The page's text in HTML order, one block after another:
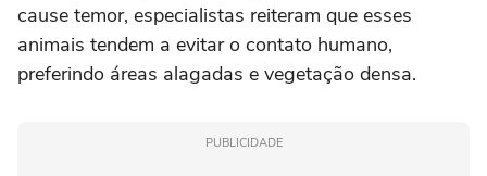
cause temor, especialistas reiteram que esses
animais tendem a evitar o contato humano,
preferindo áreas alagadas e vegetação densa.
PUBLICIDADE